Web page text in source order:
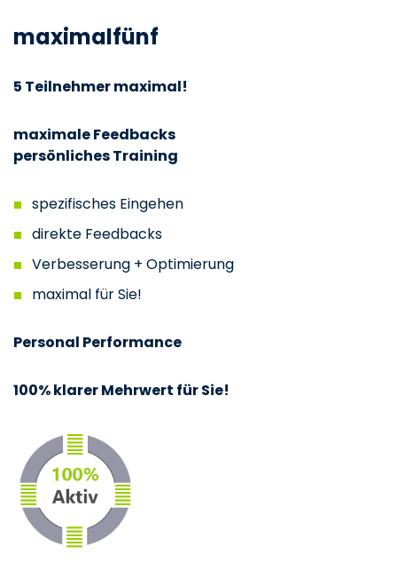
maximalfünf
5 Teilnehmer maximal!
maximale Feedbacks
persönliches Training
spezifisches Eingehen
direkte Feedbacks
Verbesserung + Optimierung
maximal für Sie!
Personal Performance
100% klarer Mehrwert für Sie!